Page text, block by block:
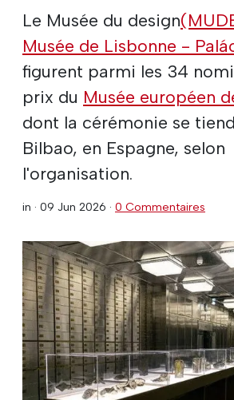
Le Musée du design
Musée de Lisbonne -
figurent parmi les 34
prix du Musée européen
dont la cérémonie se
Bilbao, en Espagne, selon
l'organisation.
in · 09 Jun 2026 · 0 Commentaires